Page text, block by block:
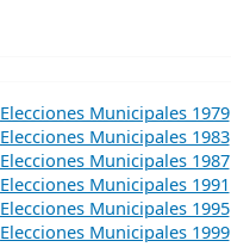
Elecciones Municipales 1979
Elecciones Municipales 1983
Elecciones Municipales 1987
Elecciones Municipales 1991
Elecciones Municipales 1995
Elecciones Municipales 1999